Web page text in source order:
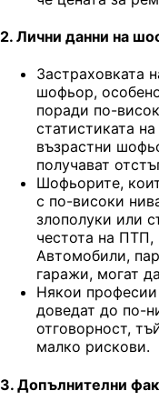
2. Лични данни на
Застраховката
шофьор,
поради по-
статистиката
възрастни
получават
Шофьорите,
с по-високи
злополуки или
честота на
Автомобили,
гаражи, могат
Някои
доведат до по-
отговорност,
малко рискови.
3. Допълнителни